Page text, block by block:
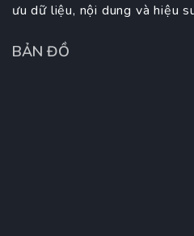
ưu dữ liệu, nội dung và hiệu
BẢN ĐỒ